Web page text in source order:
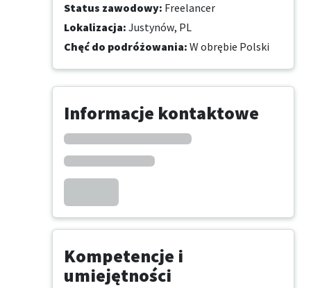
Status zawodowy: Freelancer
Lokalizacja: Justynów, PL
Chęć do podróżowania: W obrębie Polski
Informacje kontaktowe
Kompetencje i
umiejętności